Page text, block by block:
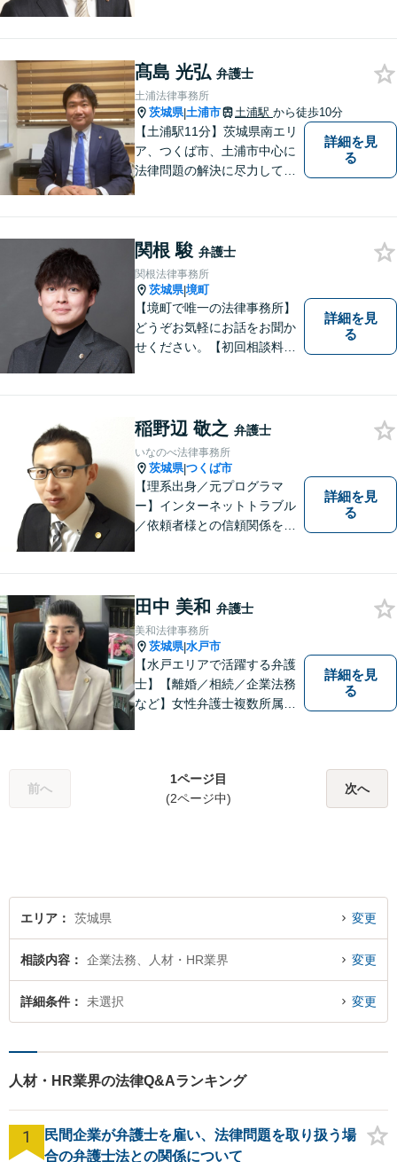
事案かどうかも含め、私が親
切・丁寧にご対応致します。
ぜひご相談ください。
髙島 光弘 弁護士
土浦法律事務所
茨城県|土浦市 土浦駅 から徒歩10分
【土浦駅11分】茨城県南エリ
ア、つくば市、土浦市中心に
法律問題の解決に尽力してお
ら、お気軽にご相談くださ
い。
詳細を見
る
関根 駿 弁護士
関根法律事務所
茨城県|境町
【境町で唯一の法律事務所】
どうぞお気軽にお話をお聞か
せください。【初回相談料無
詳細を見
る
稲野辺 敬之 弁護士
いなのべ法律事務所
茨城県|つくば市
【理系出身／元プログラマ
ー】インターネットトラブル
／依頼者様との信頼関係を第
詳細を見
る
田中 美和 弁護士
美和法律事務所
茨城県|水戸市
【水戸エリアで活躍する弁護
士】【離婚／相続／企業法務
など】女性弁護士複数所属／
いたします。お困りごとがあ
ればお気軽にご相談くださ
詳細を見
る
前へ
1ページ目
(2ページ中)
次へ
エリア 茨城県 変更
相談内容 企業法務、人材・HR業界 変更
詳細条件 未選択 変更
人材・HR業界の法律Q&Aランキング
1
民間企業が弁護士を雇い、法律問題を取り扱う場
合の弁護士法との関係について